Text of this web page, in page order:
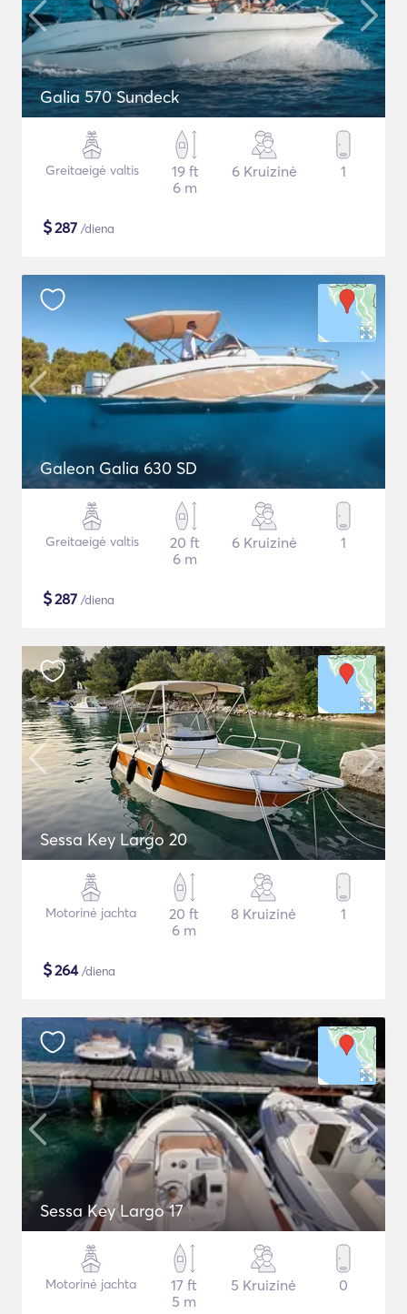
Galia 570 Sundeck
Greitaeigė valtis
19 ft
6 m
6 Kruizinė 1
$287 /diena
Galeon Galia 630 SD
Greitaeigė valtis
20 ft
6 m
6 Kruizinė 1
$287 /diena
Sessa Key Largo 20
Motorinė jachta
20 ft
6 m
8 Kruizinė 1
$264/diena
Sessa Key Largo 17
Motorinė jachta
17 ft
5 m
5 Kruizinė 0